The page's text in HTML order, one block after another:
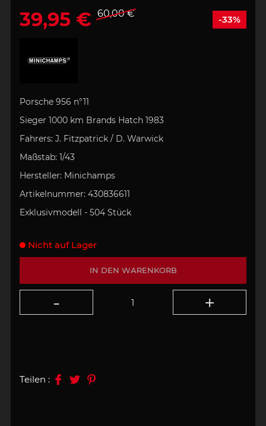
39,95 € 60,00 € -33%
Porsche 956 n°11
Sieger 1000 km Brands Hatch 1983
Fahrers: J. Fitzpatrick / D. Warwick
Maßstab: 1/43
Hersteller: Minichamps
Artikelnummer: 430836611
Exklusivmodell - 504 Stück
IN DEN WARENKORB
Nicht auf Lager
Teilen :